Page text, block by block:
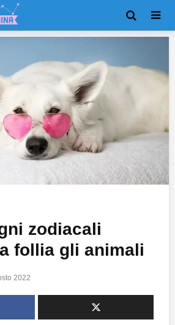
zodiacali
follia gli animali
2022